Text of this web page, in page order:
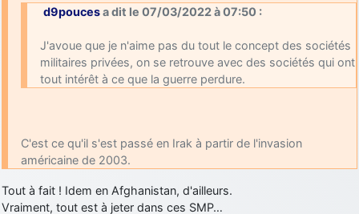
d9poucesa dit le 07/03/2022 à 07:50 :
J'avoue que je n'aime pas du tout le concept des sociétés
militaires privées, on se retrouve avec des sociétés qui ont
tout intérêt à ce que la guerre perdure.
C'est ce qu'il s'est passé en Irak à partir de l'invasion
américaine de 2003.
Tout à fait ! Idem en Afghanistan, d'ailleurs.
Vraiment, tout est à jeter dans ces SMP…